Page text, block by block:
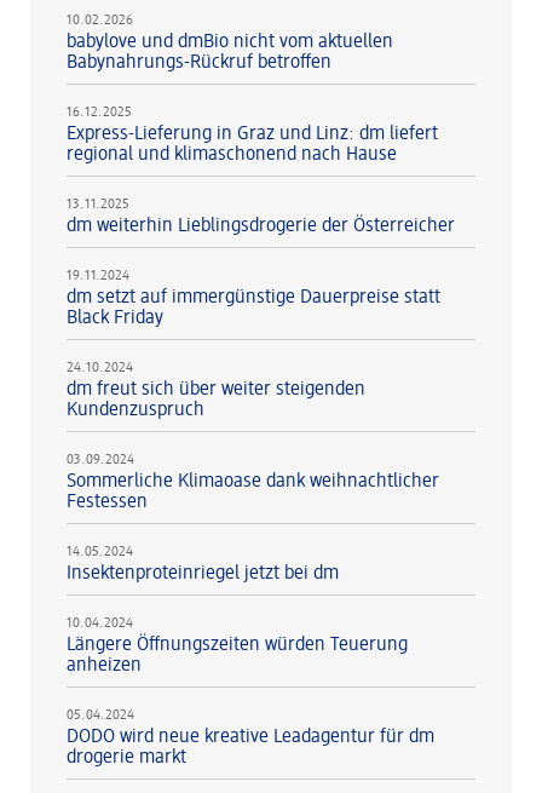
10.02.2026
babylove und dmBio nicht vom aktuellen
Babynahrungs-Rückruf betroffen
16.12.2025
Express-Lieferung in Graz und Linz: dm liefert
regional und klimaschonend nach Hause
13.11.2025
dm weiterhin Lieblingsdrogerie der Österreicher
19.11.2024
dm setzt auf immergünstige Dauerpreise statt
Black Friday
24.10.2024
dm freut sich über weiter steigenden
Kundenzuspruch
03.09.2024
Sommerliche Klimaoase dank weihnachtlicher
Festessen
14.05.2024
Insektenproteinriegel jetzt bei dm
10.04.2024
Längere Öffnungszeiten würden Teuerung
anheizen
05.04.2024
DODO wird neue kreative Leadagentur für dm
drogerie markt